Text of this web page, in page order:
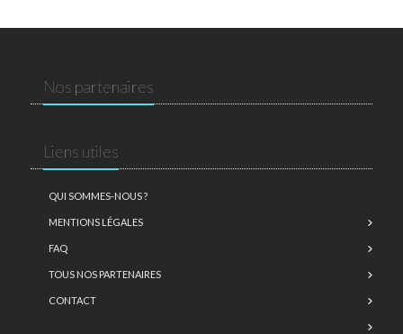
Nos partenaires
Liens utiles
QUI SOMMES-NOUS ?
MENTIONS LÉGALES
FAQ
TOUS NOS PARTENAIRES
CONTACT